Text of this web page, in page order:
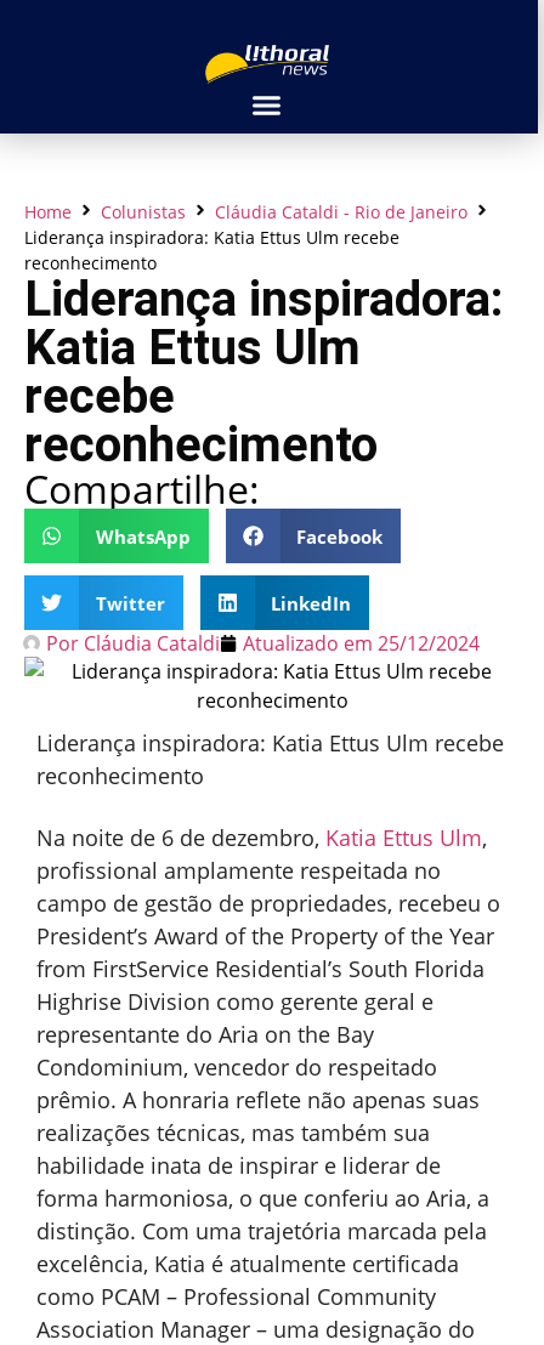
Home Colunistas
Cláudia Cataldi - Rio de Janeiro
Liderança inspiradora: Katia Ettus Ulm recebe
reconhecimento
Liderança inspiradora:
Katia Ettus Ulm
recebe
reconhecimento
Compartilhe:
WhatsApp Facebook
Twitter LinkedIn
Por Cláudia Cataldi Atualizado em 25/12/2024
Liderança inspiradora: Katia Ettus Ulm recebe
reconhecimento
Na noite de 6 de dezembro, Katia Ettus Ulm,
profissional amplamente respeitada no
campo de gestão de propriedades, recebeu o
President’s Award of the Property of the Year
from FirstService Residential’s South Florida
Highrise Division como gerente geral e
representante do Aria on the Bay
Condominium, vencedor do respeitado
prêmio. A honraria reflete não apenas suas
realizações técnicas, mas também sua
habilidade inata de inspirar e liderar de
forma harmoniosa, o que conferiu ao Aria, a
distinção. Com uma trajetória marcada pela
excelência, Katia é atualmente certificada
como PCAM – Professional Community
Association Manager – uma designação do